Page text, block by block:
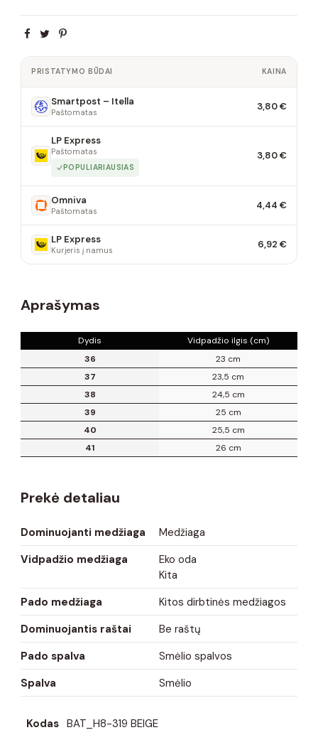
PRISTATYMO BŪDAI KAINA
Smartpost – Itella
Paštomatas 3,80 €
LP Express
Paštomatas
POPULIARIAUSIAS
3,80 €
Omniva
Paštomatas 4,44 €
LP Express
Kurjeris į namus 6,92 €
Aprašymas
Dydis
Vidpadžio ilgis (cm)
36
23 cm
37
23,5 cm
38
24,5 cm
39
25 cm
40
25,5 cm
41
26 cm
Prekė detaliau
Dominuojanti medžiaga
Medžiaga
Vidpadžio medžiaga
Eko oda
Kita
Pado medžiaga
Kitos dirbtinės medžiagos
Dominuojantis raštai
Be raštų
Pado spalva
Smėlio spalvos
Spalva
Smėlio
Kodas BAT_H8-319 BEIGE